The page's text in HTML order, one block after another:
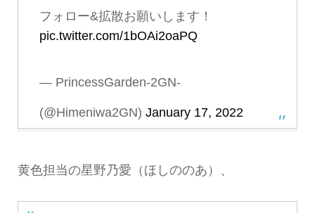
フォロー&拡散お願いします！
pic.twitter.com/1bOAi2oaPQ
— PrincessGarden-2GN-
(@Himeniwa2GN) January 17, 2022
黄色担当の星野乃愛（ほしののあ）、